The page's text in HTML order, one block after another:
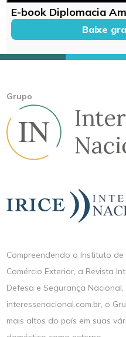
E-book Diplomacia
Baixe
Grupo
Compreendendo o Instituto
Comércio Exterior, a Revista
Defesa e Segurança
interessenacional.com.br, o
mais altos do país em suas